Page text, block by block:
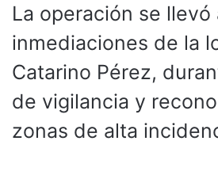
La operación se llevó
inmediaciones de la
Catarino Pérez,
de vigilancia y
zonas de alta